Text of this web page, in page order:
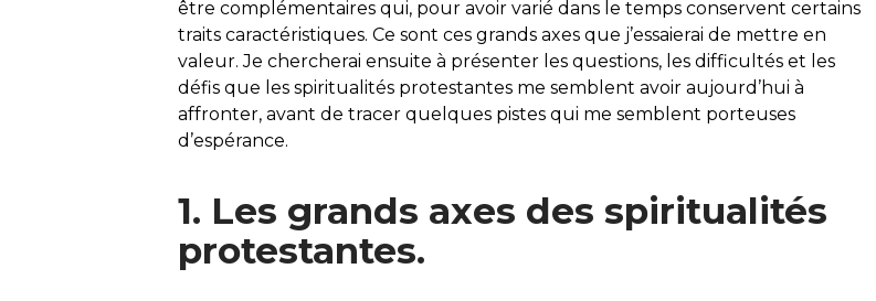
être complémentaires qui, pour avoir varié dans le temps conservent certains
traits caractéristiques. Ce sont ces grands axes que j’essaierai de mettre en
valeur. Je chercherai ensuite à présenter les questions, les difficultés et les
défis que les spiritualités protestantes me semblent avoir aujourd’hui à
affronter, avant de tracer quelques pistes qui me semblent porteuses
d’espérance.
1. Les grands axes des spiritualités
protestantes.